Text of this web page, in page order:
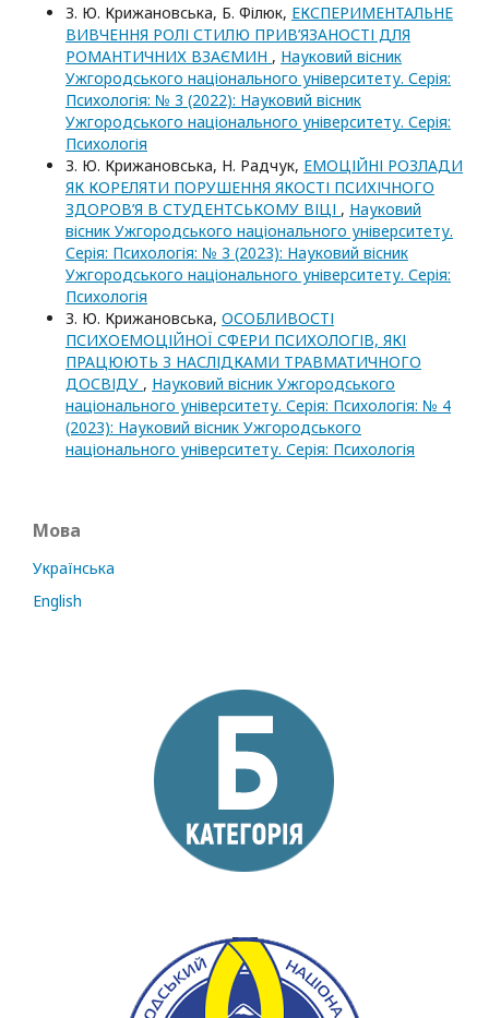
З. Ю. Крижановська, Б. Філюк, ЕКСПЕРИМЕНТАЛЬНЕ
ВИВЧЕННЯ РОЛІ СТИЛЮ ПРИВ’ЯЗАНОСТІ ДЛЯ
РОМАНТИЧНИХ ВЗАЄМИН , Науковий вісник
Ужгородського національного університету. Серія:
Психологія: № 3 (2022): Науковий вісник
Ужгородського національного університету. Серія:
Психологія
З. Ю. Крижановська, Н. Радчук, ЕМОЦІЙНІ РОЗЛАДИ
ЯК КОРЕЛЯТИ ПОРУШЕННЯ ЯКОСТІ ПСИХІЧНОГО
ЗДОРОВ’Я В СТУДЕНТСЬКОМУ ВІЦІ , Науковий
вісник Ужгородського національного університету.
Серія: Психологія: № 3 (2023): Науковий вісник
Ужгородського національного університету. Серія:
Психологія
З. Ю. Крижановська, ОСОБЛИВОСТІ
ПСИХОЕМОЦІЙНОЇ СФЕРИ ПСИХОЛОГІВ, ЯКІ
ПРАЦЮЮТЬ З НАСЛІДКАМИ ТРАВМАТИЧНОГО
ДОСВІДУ , Науковий вісник Ужгородського
національного університету. Серія: Психологія: № 4
(2023): Науковий вісник Ужгородського
національного університету. Серія: Психологія
Мова
Українська
English